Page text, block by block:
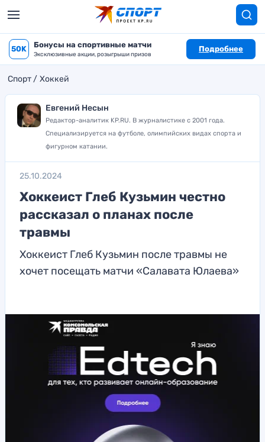
50K Бонусы на спортивные матчи
Эксклюзивные акции, розыгрыши призов
Подробнее
Спорт Хоккей
Евгений Несын
Редактор-аналитик KP.RU. В журналистике с 2001 года.
Специализируется на футболе, олимпийских видах спорта и
фигурном катании.
25.10.2024
Хоккеист Глеб Кузьмин честно
рассказал о планах после
травмы
Хоккеист Глеб Кузьмин после травмы не
хочет посещать матчи «Салавата Юлаева»